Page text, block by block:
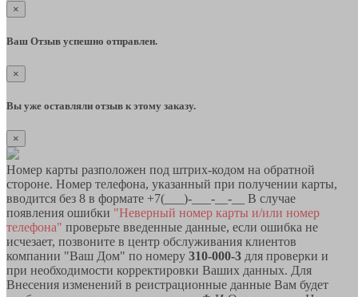
×
Ваш Отзыв успешно отправлен.
×
Вы уже оставляли отзыв к этому заказу.
×
Номер карты разположен под штрих-кодом на обратной
стороне. Номер телефона, указанный при получении карты,
вводится без 8 в формате +7(___)-___-__-__ В случае
появления ошибки "Неверный номер карты и/или номер
телефона" проверьте введенные данные, если ошибка не
исчезает, позвоните в центр обслуживания клиентов
компании "Ваш Дом" по номеру 310-000-3 для проверки и
при необходимости корректировки Ваших данных. Для
Внесения изменений в реистрационные данные Вам будет